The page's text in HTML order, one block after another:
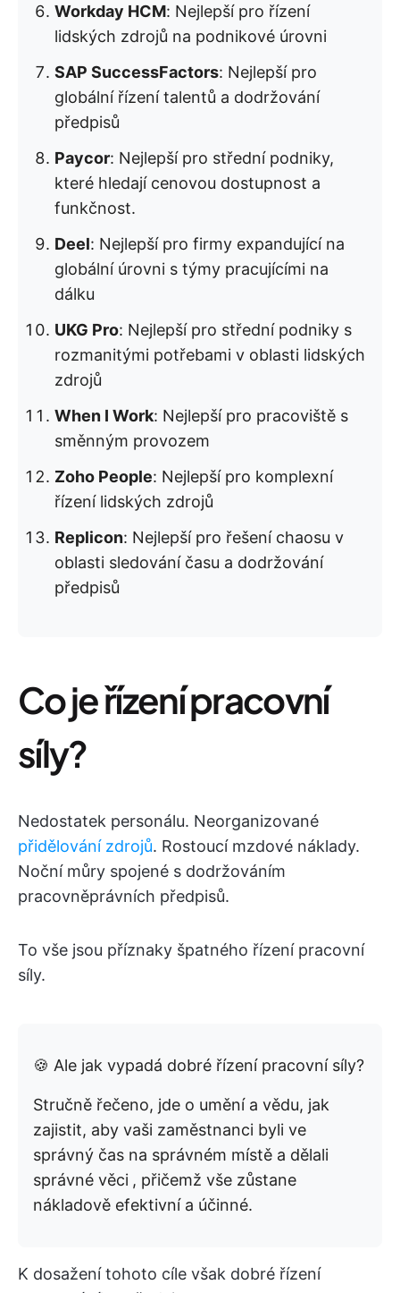
Workday HCM: Nejlepší pro řízení
lidských zdrojů na podnikové úrovni
SAP SuccessFactors: Nejlepší pro
globální řízení talentů a dodržování
předpisů
Paycor: Nejlepší pro střední podniky,
které hledají cenovou dostupnost a
funkčnost.
Deel: Nejlepší pro firmy expandující na
globální úrovni s týmy pracujícími na
dálku
UKG Pro: Nejlepší pro střední podniky s
rozmanitými potřebami v oblasti lidských
zdrojů
When I Work: Nejlepší pro pracoviště s
směnným provozem
Zoho People: Nejlepší pro komplexní
řízení lidských zdrojů
Replicon: Nejlepší pro řešení chaosu v
oblasti sledování času a dodržování
předpisů
Co je řízení pracovní
síly?
Nedostatek personálu. Neorganizované
přidělování zdrojů. Rostoucí mzdové náklady.
Noční můry spojené s dodržováním
pracovněprávních předpisů.
To vše jsou příznaky špatného řízení pracovní
síly.
🍪 Ale jak vypadá dobré řízení pracovní síly?
Stručně řečeno, jde o umění a vědu, jak
zajistit, aby vaši zaměstnanci byli ve
správný čas na správném místě a dělali
správné věci , přičemž vše zůstane
nákladově efektivní a účinné.
K dosažení tohoto cíle však dobré řízení